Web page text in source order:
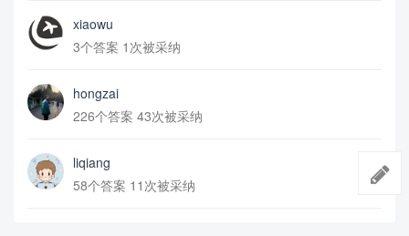
xiaowu
3个答案 1次被采纳
hongzai
226个答案 43次被采纳
liqiang
58个答案 11次被采纳